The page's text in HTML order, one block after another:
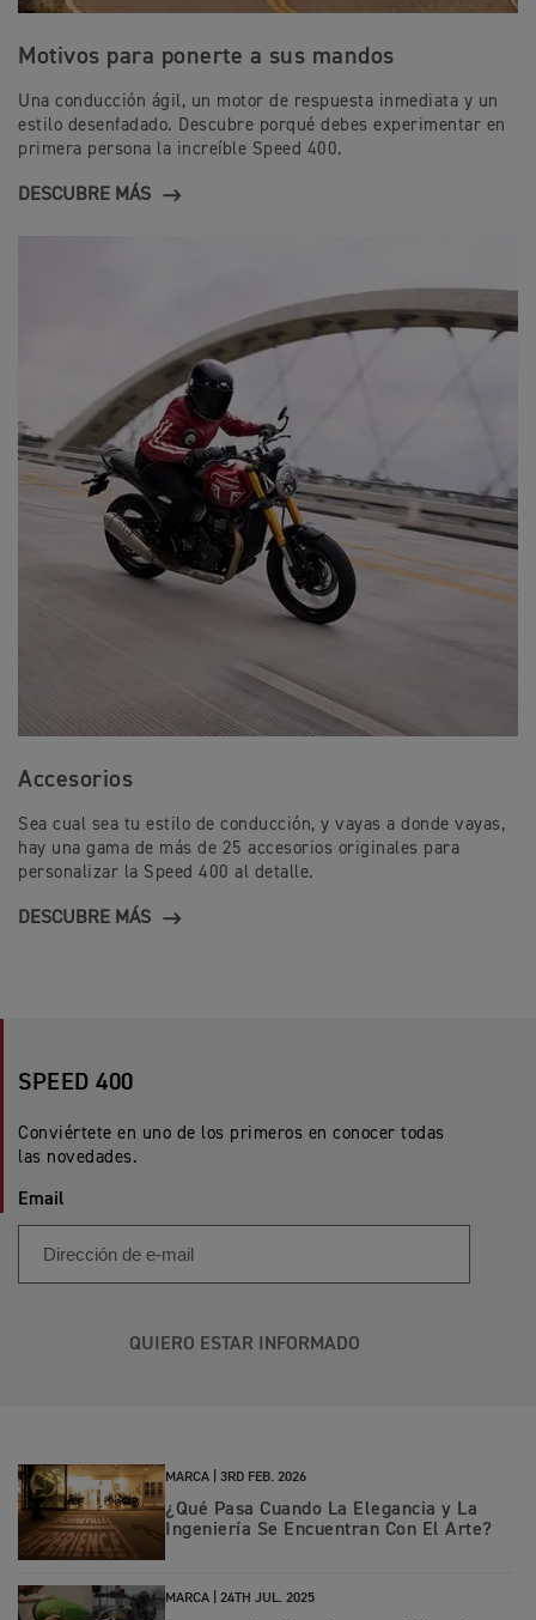
Motivos para ponerte a sus mandos
Una conducción ágil, un motor de respuesta inmediata y un
estilo desenfadado. Descubre porqué debes experimentar en
primera persona la increíble Speed 400.
DESCUBRE MÁS
Accesorios
Sea cual sea tu estilo de conducción, y vayas a donde vayas,
hay una gama de más de 25 accesorios originales para
personalizar la Speed 400 al detalle.
DESCUBRE MÁS
SPEED 400
Conviértete en uno de los primeros en conocer todas
las novedades.
Email
QUIERO ESTAR INFORMADO
MARCA | 3RD FEB. 2026
¿Qué Pasa Cuando La Elegancia y La
Ingeniería Se Encuentran Con El Arte?
MARCA | 24TH JUL. 2025